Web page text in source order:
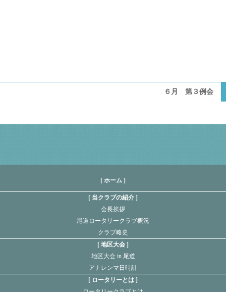
６月 第３例会
[ ホーム ]
当クラブの紹介
会長挨拶
尾道ロータリークラブ概況
クラブ略史
地区大会
地区大会 in 尾道
アナレンマ日時計
ロータリーとは